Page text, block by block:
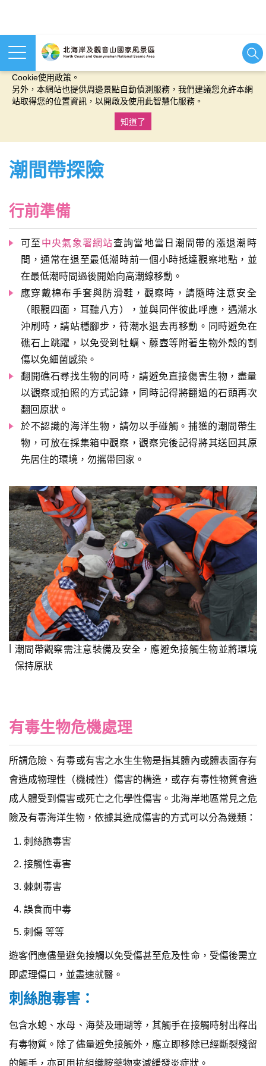
本網站使用cookies等相關技術以持續優化網站服務，並有助於為
Cookie使用政策。
另外，本網站也提供周邊景點自動偵測服務，我們建議您允許本網
站取得您的位置資訊，以開啟及使用此智慧化服務。
知道了
潮間帶探險
行前準備
可至 中央氣象署網站查詢當地當日潮間帶的漲退潮時
間，通常在退至最低潮時前一個小時抵達觀察地點，並
在最低潮時間過後開始向高潮線移動。
應穿戴棉布手套與防滑鞋，觀察時，請隨時注意安全
（眼觀四面，耳聽八方），並與同伴彼此呼應，遇潮水
沖刷時，請站穩腳步，待潮水退去再移動。同時避免在
礁石上跳躍，以免受到牡蠣、藤壺等附著生物外殼的割
傷以免細菌感染。
翻開礁石尋找生物的同時，請避免直接傷害生物，盡量
以觀察或拍照的方式記錄，同時記得將翻過的石頭再次
翻回原狀。
於不認識的海洋生物，請勿以手碰觸。捕獲的潮間帶生
物，可放在採集箱中觀察，觀察完後記得將其送回其原
先居住的環境，勿攜帶回家。
潮間帶觀察需注意裝備及安全，應避免接觸生物並將環境
保持原狀
有毒生物危機處理
所謂危險、有毒或有害之水生生物是指其體內或體表面存有
會造成物理性（機械性）傷害的構造，或存有毒性物質會造
成人體受到傷害或死亡之化學性傷害。北海岸地區常見之危
險及有毒海洋生物，依據其造成傷害的方式可以分為幾類：
刺絲胞毒害
接觸性毒害
棘刺毒害
誤食而中毒
刺傷 等等
遊客們應儘量避免接觸以免受傷甚至危及性命，受傷後需立
即處理傷口，並盡速就醫。
刺絲胞毒害：
包含水螅、水母、海葵及珊瑚等，其觸手在接觸時射出釋出
有毒物質。除了儘量避免接觸外，應立即移除已經斷裂殘留
的觸手，亦可用抗組織胺藥物來減緩發炎症狀。